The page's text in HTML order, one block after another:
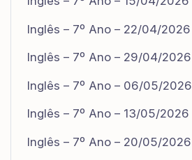
Inglês – 7º Ano – 22/04/2026
Inglês – 7º Ano – 29/04/2026
Inglês – 7º Ano – 06/05/2026
Inglês – 7º Ano – 13/05/2026
Inglês – 7º Ano – 20/05/2026